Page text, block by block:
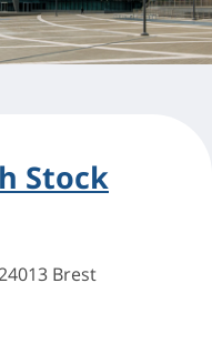
Stock
Brest